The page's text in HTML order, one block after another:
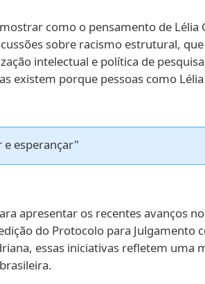
como o pensamento de
sobre racismo estrutural,
intelectual e política de
existem porque pessoas como
e esperançar"
apresentar os recentes avanços
do Protocolo para Julgamento
essas iniciativas refletem